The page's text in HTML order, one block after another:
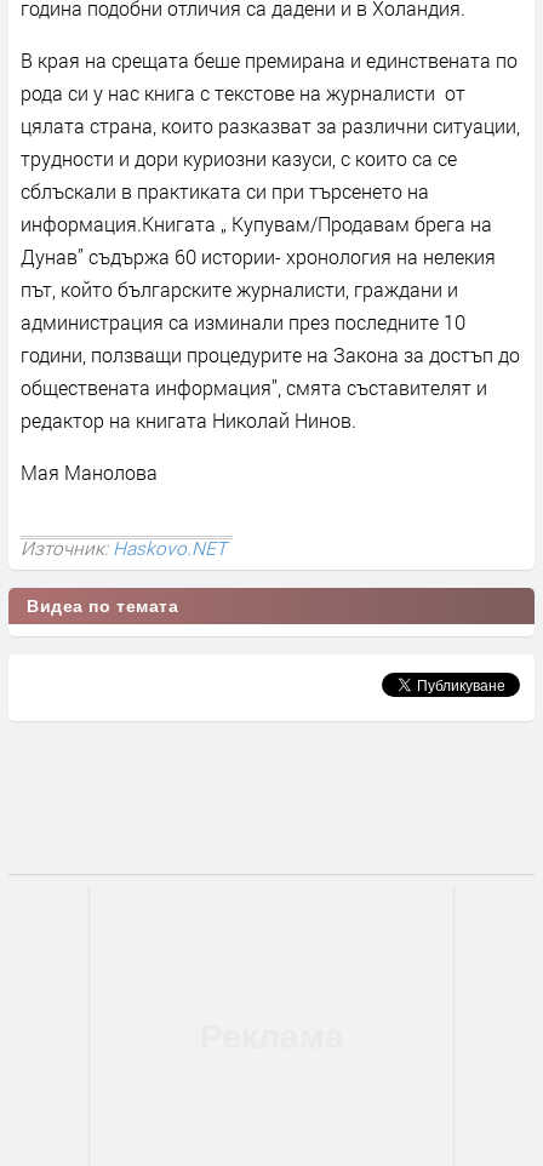
година подобни отличия са дадени и в Холандия.
В края на срещата беше премирана и единствената по
рода си у нас книга с текстове на журналисти от
цялата страна, които разказват за различни ситуации,
трудности и дори куриозни казуси, с които са се
сблъскали в практиката си при търсенето на
информация.Книгата „ Купувам/Продавам брега на
Дунав” съдържа 60 истории- хронология на нелекия
път, който българските журналисти, граждани и
администрация са изминали през последните 10
години, ползващи процедурите на Закона за достъп до
обществената информация”, смята съставителят и
редактор на книгата Николай Нинов.
Мая Манолова
Източник:Haskovo.NET
Видеа по темата